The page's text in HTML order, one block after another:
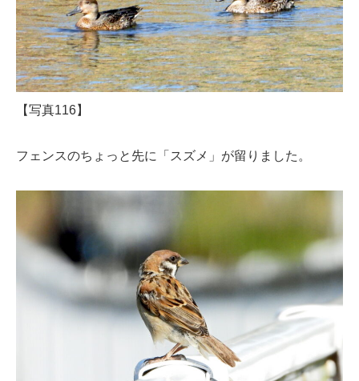
【写真116】
フェンスのちょっと先に「スズメ」が留りました。